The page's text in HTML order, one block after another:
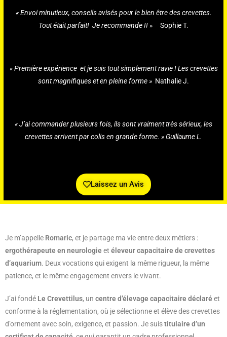
« Envoi minutieux, conseils avisés pour le bien être des crevettes.
Tout était parfait! Je recommande !! » Sophie T.
« Première expérience et je suis tout simplement ravie ! Les crevettes
sont magnifiques et en pleine forme » Nathalie J.
« J’ai commander plusieurs fois, ils sont vraiment très sérieux, les
crevettes arrivent par colis en grande forme. » Guillaume L.
Laissez un Avis
Je m’appelle Romaric, et je partage ma vie entre deux métiers :
ergothérapeute en neurologie et éleveur capacitaire de crevettes
d’aquarium. Deux vocations qui exigent la même rigueur, la même
patience, et le même engagement envers le vivant.
J’ai fondé Le Crevettilus, un centre d’élevage capacitaire déclaré et
conforme à la réglementation, où je sélectionne et élève des crevettes
d’ornement avec soin, exigence, et passion. Je suistitulaire d’un